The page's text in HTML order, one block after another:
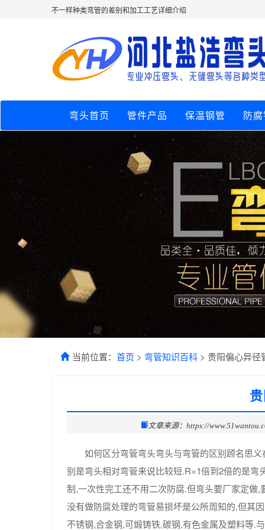
不一样种类弯管的差别和加工工艺详细介绍
弯头首页 管件产品 保温钢管 防
当前位置： 首页 > 弯管知识百科 > 贵阳偏心异径
文章来源：https://
如何区分弯管弯头弯头与弯管的区别顾名思
别是弯头相对弯管来说比较短.R=1倍到2倍的是
制,一次性完工还不用二次防腐.但弯头要厂家定做
没有做防腐处理的弯管易损坏是公所周知的,但其
不锈钢,合金钢,可煅铸铁,碳钢,有色金属及塑料等.